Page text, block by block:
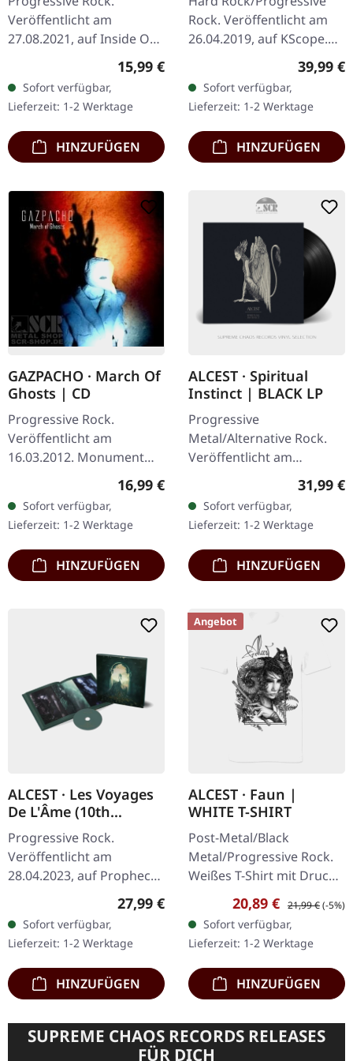
Veröffentlicht am
27.08.2021, auf Inside Out
Music. CD im Jewelcase.
Progressive-Rock-Meister
Leprous liefern mit…
Regulärer Preis:
15,99 €
Sofort verfügbar,
Lieferzeit: 1-2 Werktage
HINZUFÜGEN
Rock. Veröffentlicht am
26.04.2019, auf KScope.
Schwarzes Doppel-Vinyl
Crippled Black Phoenix
entfesseln mit "Night
Raider" ihr…
39,99 €
Sofort verfügbar,
Lieferzeit: 1-2 Werktage
HINZUFÜGEN
GAZPACHO · March Of
Ghosts | CD
Progressive Rock.
Veröffentlicht am
16.03.2012. Monument
2:06 Hell Freezes Over I
5:45 Hell Freezes Over II
4:36 Black Lily 4:58 Gold
Star 4:15 Hell…
Regulärer Preis:
16,99 €
Sofort verfügbar,
Lieferzeit: 1-2 Werktage
HINZUFÜGEN
ALCEST · Spiritual
Instinct | BLACK LP
Progressive
Metal/Alternative Rock.
Veröffentlicht am
25.10.2019, auf Nuclear
Blast Records. Schwarzes
vinyl. Alcest haben schon
immer den schmalen…
31,99 €
Sofort verfügbar,
Lieferzeit: 1-2 Werktage
HINZUFÜGEN
ALCEST · Les Voyages
De L'Âme (10th
Anniversary Edition) |
HARDOVER BOOK CD
Progressive Rock.
Veröffentlicht am
28.04.2023, auf Prophecy
Hardcover-Buch (18x18
cm, 60 Seiten) mit
Heißfolienprägung auf
dem Cover…
Regulärer Preis:
27,99 €
Sofort verfügbar,
Lieferzeit: 1-2 Werktage
HINZUFÜGEN
Angebot
ALCEST · Faun |
WHITE T-SHIRT
Post-Metal/Black
Metal/Progressive Rock.
Weißes T-Shirt mit Druck
auf Vorderseite. Gildan
Softstyle. 100%
Baumwolle.
Verkaufspreis:
20,89 € Regulärer
21,99 €(-5%)
Sofort verfügbar,
Lieferzeit: 1-2 Werktage
HINZUFÜGEN
SUPREME CHAOS RECORDS RELEASES
FÜR DICH